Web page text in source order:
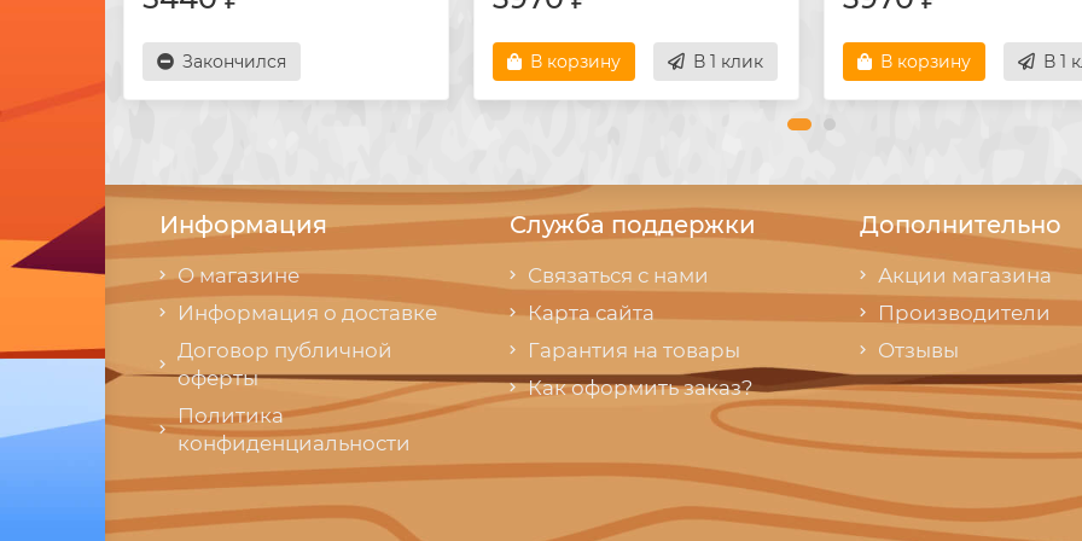
Закончился В корзину В 1 клик В корзину В 1
Информация
О магазине
Информация о доставке
Договор публичной
оферты
Политика
конфиденциальности
Служба поддержки
Связаться с нами
Карта сайта
Гарантия на товары
Как оформить заказ?
Дополнительно
Акции магазина
Производители
Отзывы